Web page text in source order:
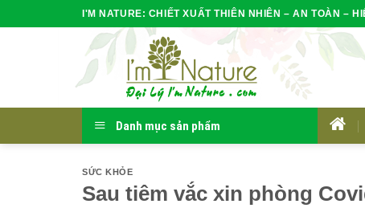
to
I'M NATURE: CHIẾT XUẤT THIÊN NHIÊN – AN TOÀN –
Danh mục sản phẩm
HOME
SỨC KHỎE
Sau tiêm vắc xin phòng